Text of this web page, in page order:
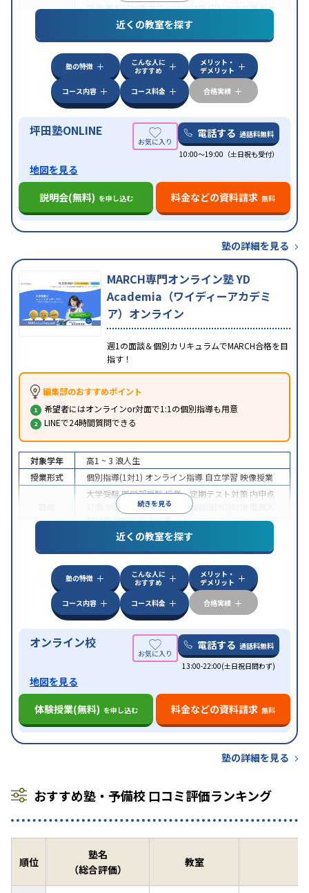
策推薦入試対策学校別特化対策国公立大対策私大
共通テスト対策英検(英語検定)対策
その
特徴
中高一貫校生に対応授業の振替可能 不登校生に対
学習にPC・タブレットを利用オンライン対応
科目から受講可能季節講習のみの受講可発達障害
の子どもに対応
近くの教室を探す
塾の特徴
こんな人に
おすすめ
メリット・
デメリット
コース内容
コース料金 合格実績
坪田塾ONLINE 電話する 通話料無料
10:00～19:00（土日祝も受付）
地図を見る
説明会(無料) を申し込む 料金などの資料請求 無料
塾の詳細を見る
MARCH専門オンライン塾 YD
Academia（ワイディーアカデミ
ア）オンライン
週1の面談＆個別カリキュラムでMARCH合格を目
指す！
編集部のおすすめポイント
希望者にはオンラインor対面で1:1の個別指導も用意
LINEで24時間質問できる
続きを見る
対象学年 高1 ~ 3 浪人生
授業形式
個別指導(1対1) オンライン指導 自立学習 映像授業
大学受験医学部受験授業・定期テスト対策 内申点
学習習慣の定着 総合型選抜(旧AO)対策
試対策学校別特化対策
特徴
中高一貫校生に対応授業の振替可能
学習にPC・タブレットを利用オンライン対応1
科目から受講可能
近くの教室を探す
塾の特徴
こんな人に
おすすめ
メリット・
デメリット
コース内容
コース料金 合格実績
オンライン校 電話する 通話料無料
13:00-22:00(土日祝日問わず)
地図を見る
体験授業(無料) を申し込む 料金などの資料請求 無料
塾の詳細を見る
おすすめ塾・予備校 口コミ評価ランキング
順位
塾名
（総合評価）
教室